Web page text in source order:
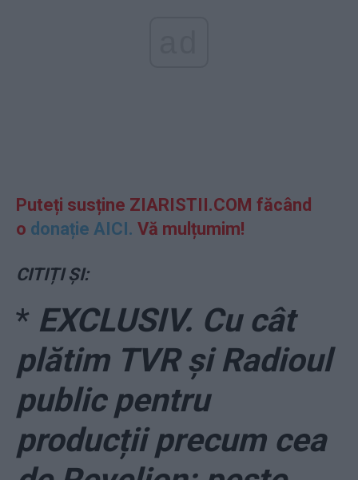
Puteți susține ZIARISTII.COM făcând
o donație AICI. Vă mulțumim!
CITIȚI ȘI:
* EXCLUSIV. Cu cât
plătim TVR și Radioul
public pentru
producții precum cea